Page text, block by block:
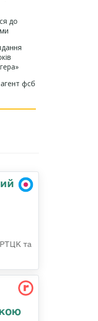
до
фсб
та